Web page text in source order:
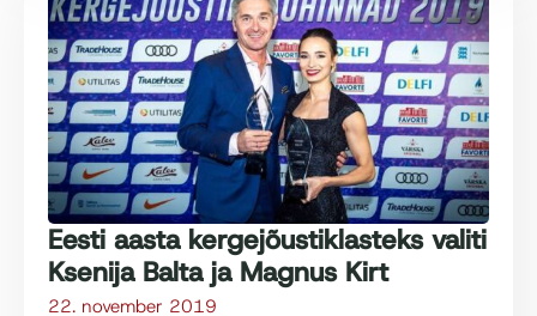
Eesti aasta kergejõustiklasteks valiti
Ksenija Balta ja Magnus Kirt
22. november 2019